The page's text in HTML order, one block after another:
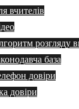
вчителів
розгляду
база
довіри
довіри